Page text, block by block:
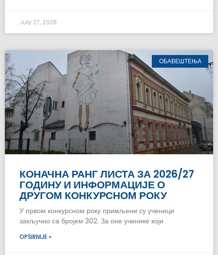
July 27, 2026
ОБАВЕШТЕЊА
КОНАЧНА РАНГ ЛИСТА ЗА 2026/27
ГОДИНУ И ИНФОРМАЦИЈЕ О
ДРУГОМ КОНКУРСНОМ РОКУ
У првом конкурсном року примљени су ученици
закључно са бројем 302. За оне ученике који
OPŠIRNIJE »